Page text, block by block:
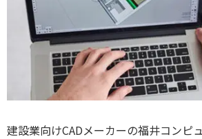
建設業向けCADメーカーの福井コンピ